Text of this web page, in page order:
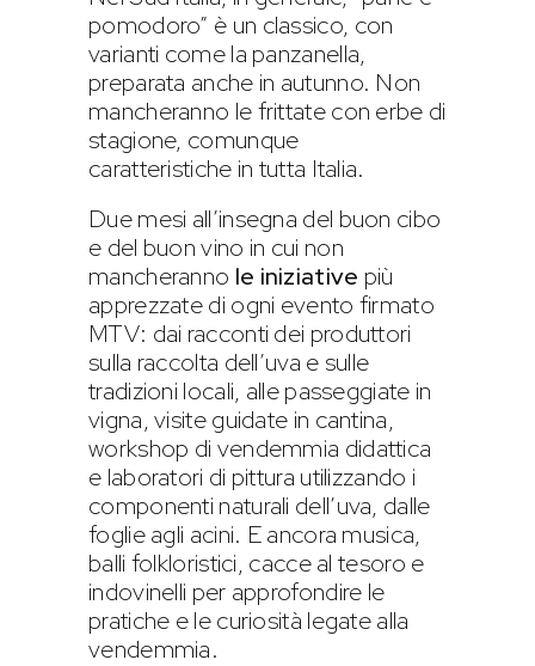
pomodoro” è un classico, con
varianti come la panzanella,
preparata anche in autunno. Non
mancheranno le frittate con erbe di
stagione, comunque
caratteristiche in tutta Italia.
Due mesi all’insegna del buon cibo
e del buon vino in cui non
mancheranno le iniziative più
apprezzate di ogni evento firmato
MTV: dai racconti dei produttori
sulla raccolta dell’uva e sulle
tradizioni locali, alle passeggiate in
vigna, visite guidate in cantina,
workshop di vendemmia didattica
e laboratori di pittura utilizzando i
componenti naturali dell’uva, dalle
foglie agli acini. E ancora musica,
balli folkloristici, cacce al tesoro e
indovinelli per approfondire le
pratiche e le curiosità legate alla
vendemmia.